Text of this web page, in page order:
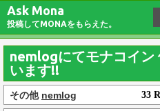
Ask Mona
投稿してMONAをもらえた。
nemlogにてモナコイン
います!!
その他 nemlog 33